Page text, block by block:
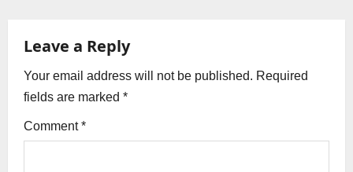
o
n
Leave a Reply
Your email address will not be published. Required
fields are marked *
Comment*